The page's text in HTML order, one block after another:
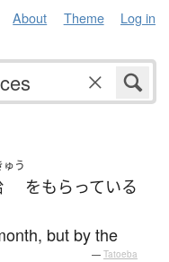
About Theme Log in
ゅう
をもらっている
but by the
— Tatoeba